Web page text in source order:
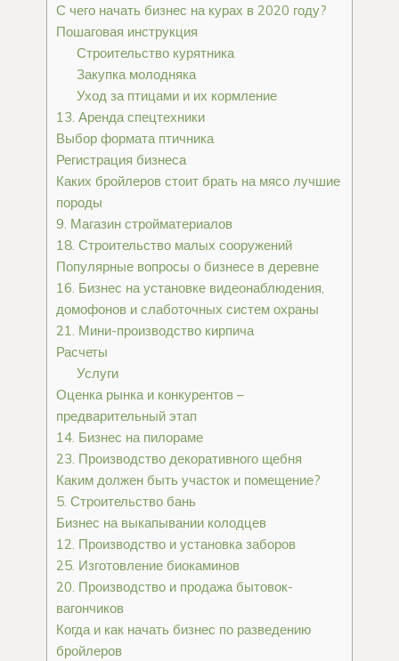
С чего начать бизнес на курах в 2020 году?
Пошаговая инструкция
Строительство курятника
Закупка молодняка
Уход за птицами и их кормление
13. Аренда спецтехники
Выбор формата птичника
Регистрация бизнеса
Каких бройлеров стоит брать на мясо лучшие
породы
9. Магазин стройматериалов
18. Строительство малых сооружений
Популярные вопросы о бизнесе в деревне
16. Бизнес на установке видеонаблюдения,
домофонов и слаботочных систем охраны
21. Мини-производство кирпича
Расчеты
Услуги
Оценка рынка и конкурентов ­–
предварительный этап
14. Бизнес на пилораме
23. Производство декоративного щебня
Каким должен быть участок и помещение?
5. Строительство бань
Бизнес на выкапывании колодцев
12. Производство и установка заборов
25. Изготовление биокаминов
20. Производство и продажа бытовок-
вагончиков
Когда и как начать бизнес по разведению
бройлеров